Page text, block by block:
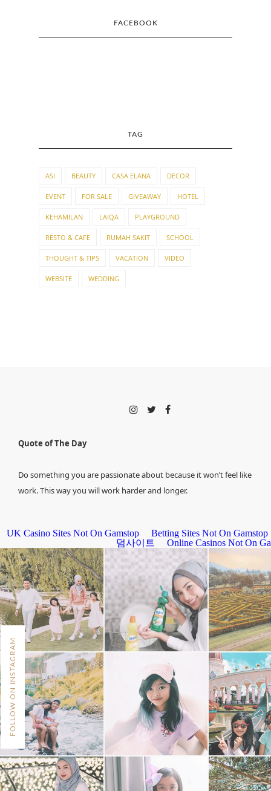
FACEBOOK
TAG
ASI BEAUTY CASA ELANA DECOR
EVENT FOR SALE GIVEAWAY HOTEL
KEHAMILAN LAIQA PLAYGROUND
RESTO & CAFE RUMAH SAKIT SCHOOL
THOUGHT & TIPS VACATION VIDEO
WEBSITE WEDDING
Quote of The Day
Do something you are passionate about because it won’t feel like
work. This way you will work harder and longer.
FOLLOW ON INSTAGRAM